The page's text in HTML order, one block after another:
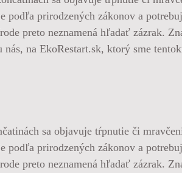
sa objavuje tŕpnutie či
prirodzených zákonov a
preto neznamená hľadať zázrak.